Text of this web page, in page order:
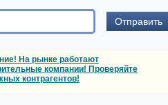
На рынке работают
компании! Проверяйте
контрагентов!